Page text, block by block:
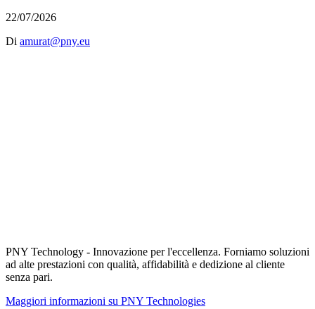
22/07/2026
Di amurat@pny.eu
PNY Technology - Innovazione per l'eccellenza. Forniamo soluzioni
ad alte prestazioni con qualità, affidabilità e dedizione al cliente
senza pari.
Maggiori informazioni su PNY Technologies